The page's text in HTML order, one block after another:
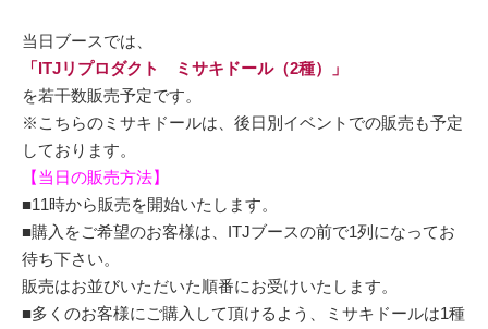
当日ブースでは、
「ITJリプロダクト ミサキドール（2種）」
を若干数販売予定です。
※こちらのミサキドールは、後日別イベントでの販売も予定
しております。
【当日の販売方法】
■11時から販売を開始いたします。
■購入をご希望のお客様は、ITJブースの前で1列になってお
待ち下さい。
販売はお並びいただいた順番にお受けいたします。
■多くのお客様にご購入して頂けるよう、ミサキドールは1種